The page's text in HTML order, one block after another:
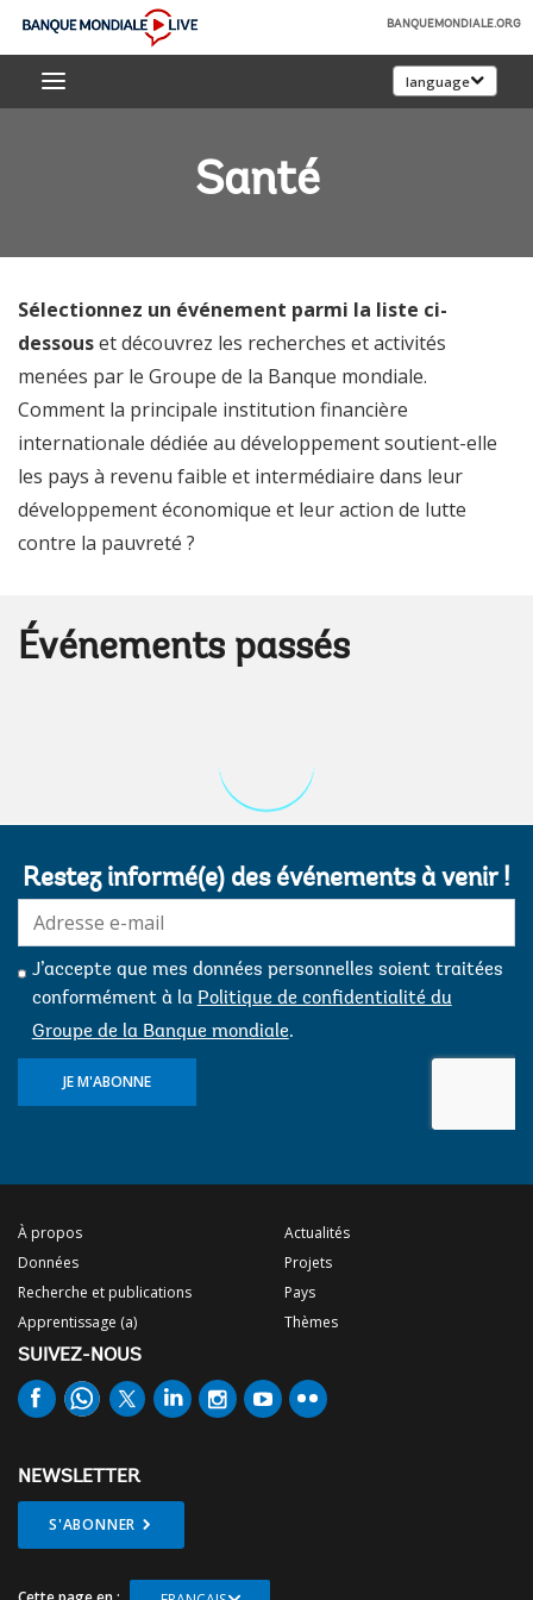
Skip
Main
Banque
mondiale
BANQUEMONDIALE.ORG
language
Santé
Sélectionnez un événement parmi la liste ci-
dessouset découvrez les recherches et activités
menées par le Groupe de la Banque mondiale.
Comment la principale institution financière
internationale dédiée au développement soutient-elle
les pays à revenu faible et intermédiaire dans leur
développement économique et leur action de lutte
contre la pauvreté ?
Événements passés
Restez informé(e) des événements à venir !
mail:
J’accepte que mes données personnelles soient traitées
conformément à la Politique de confidentialité du
Groupe de la Banque mondiale.
JE M'ABONNE
À propos
Données
Recherche et publications
Apprentissage (a)
Actualités
Projets
Pays
Thèmes
SUIVEZ-NOUS
NEWSLETTER
S'ABONNER